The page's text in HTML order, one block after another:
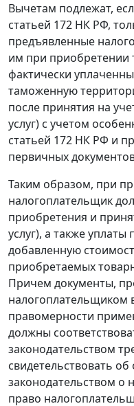
Вычетам подлежат,
статьей 172 НК РФ,
предъявленные
им при приобретении
фактически
таможенную
после принятия на
услуг) с учетом
статьей 172 НК РФ и
первичных
Таким образом, при
налогоплательщик
приобретения и
услуг), а также
добавленную
приобретаемых
Причем документы,
налогоплательщиком
правомерности
должны
законодательством
свидетельствовать
законодательством о
право